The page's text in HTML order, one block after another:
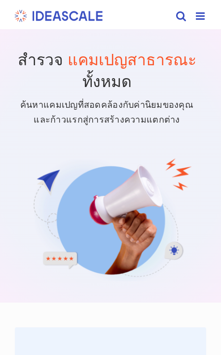
สำรวจ แคมเปญสาธารณะ
ทั้งหมด
ค้นหาแคมเปญที่สอดคล้องกับค่านิยมของคุณ
และก้าวแรกสู่การสร้างความแตกต่าง